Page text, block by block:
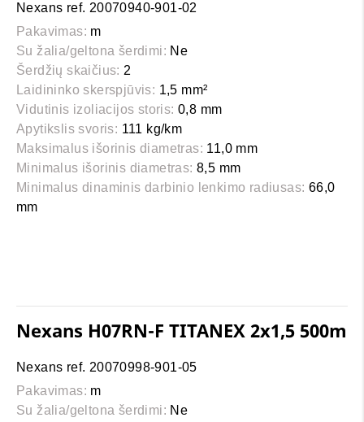
Nexans ref. 20070940-901-02
Pakavimas: m
Su žalia/geltona šerdimi: Ne
Šerdžių skaičius: 2
Laidininko skerspjūvis: 1,5 mm²
Vidutinis izoliacijos storis: 0,8 mm
Apytikslis svoris: 111 kg/km
Maksimalus išorinis diametras: 11,0 mm
Minimalus išorinis diametras: 8,5 mm
Minimalus dinaminis darbinio lenkimo radiusas: 66,0
mm
Nexans H07RN-F TITANEX 2x1,5 500m
Nexans ref. 20070998-901-05
Pakavimas: m
Su žalia/geltona šerdimi: Ne